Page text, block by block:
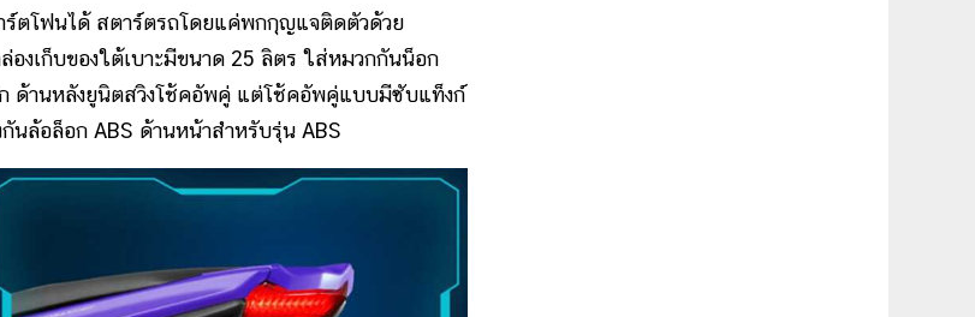
ร์ตโฟนได้ สตาร์ตรถโดยแค่พกกุญแจติดตัวด้วย
งเก็บของใต้เบาะมีขนาด 25 ลิตร ใส่หมวกกันน็อก
ด้านหลังยูนิตสวิงโช้คอัพคู่ แต่โช้คอัพคู่แบบมีซับแท็งก์
ล้อล็อก ABS ด้านหน้าสำหรับรุ่น ABS